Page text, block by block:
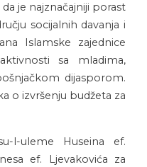
je najznačajniji porast
socijalnih davanja i
Islamske zajednice
sa mladima,
dijasporom.
o izvršenju budžeta za
l-uleme Huseina ef.
ef. Ljevakovića za